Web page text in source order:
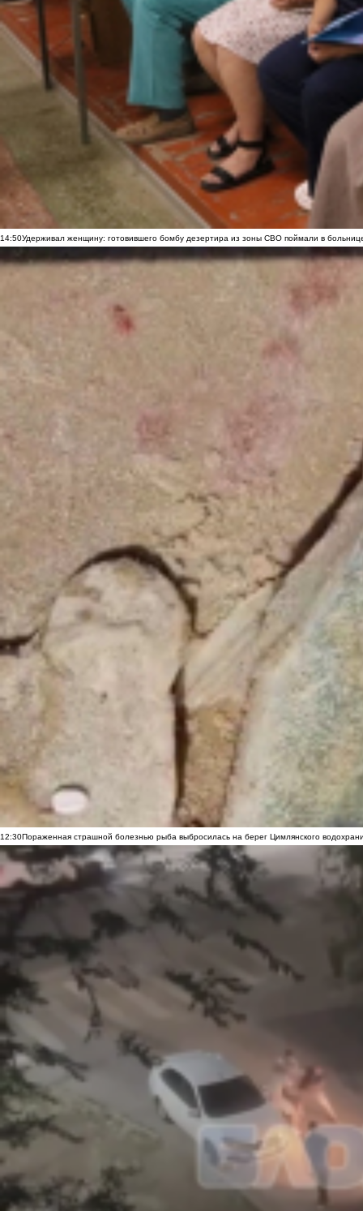
14:50Удерживал женщину: готовившего бомбу дезертира из зоны СВО поймали в
12:30Пораженная страшной болезнью рыба выбросилась на берег Цимлянского